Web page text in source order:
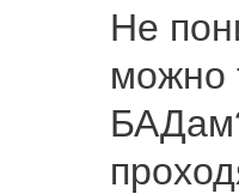
Не
можно